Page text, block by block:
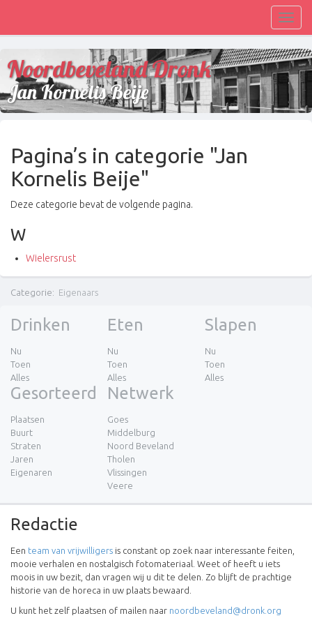
Noordbeveland Dronk
Jan Kornelis Beije
Pagina’s in categorie "Jan
Kornelis Beije"
Deze categorie bevat de volgende pagina.
W
Wielersrust
Categorie: Eigenaars
Drinken
Nu
Toen
Alles
Eten
Nu
Toen
Alles
Slapen
Nu
Toen
Alles
Gesorteerd
Plaatsen
Buurt
Straten
Jaren
Eigenaren
Netwerk
Goes
Middelburg
Noord Beveland
Tholen
Vlissingen
Veere
Redactie
Een team van vrijwilligers is constant op zoek naar interessante feiten,
mooie verhalen en nostalgisch fotomateriaal. Weet of heeft u iets
moois in uw bezit, dan vragen wij u dit te delen. Zo blijft de prachtige
historie van de horeca in uw plaats bewaard.
U kunt het zelf plaatsen of mailen naar noordbeveland@dronk.org